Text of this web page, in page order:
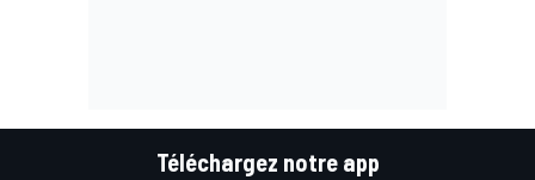
Téléchargez notre app